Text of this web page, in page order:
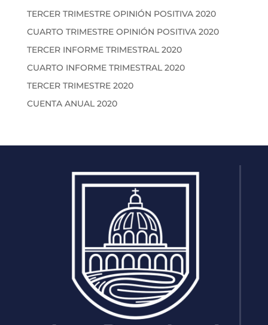
TERCER TRIMESTRE OPINIÓN POSITIVA 2020
CUARTO TRIMESTRE OPINIÓN POSITIVA 2020
TERCER INFORME TRIMESTRAL 2020
CUARTO INFORME TRIMESTRAL 2020
TERCER TRIMESTRE 2020
CUENTA ANUAL 2020